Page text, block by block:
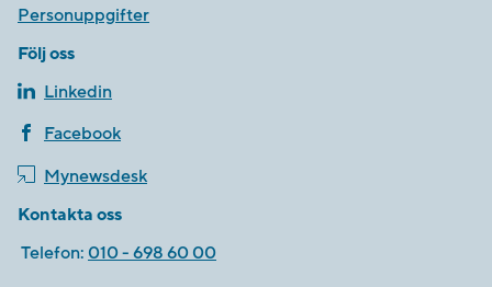
Personuppgifter
Följ oss
Linkedin
Facebook
Mynewsdesk
Kontakta oss
Telefon: 010 - 698 60 00